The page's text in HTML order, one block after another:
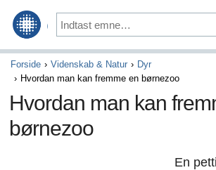
Vedligeholdelse & Reparation
Kørsel & Sikkerhed
Optioner & Tilbehør
Forside Videnskab & Natur
Dyr
Hvordan man kan fremme en børnezoo
Hvordan man kan
børnezoo
En